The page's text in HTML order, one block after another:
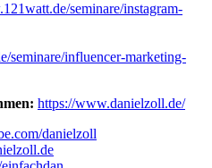
seminare/instagram-
seminare/influencer-marketing-
https://www.danielzoll.de/
danielzoll